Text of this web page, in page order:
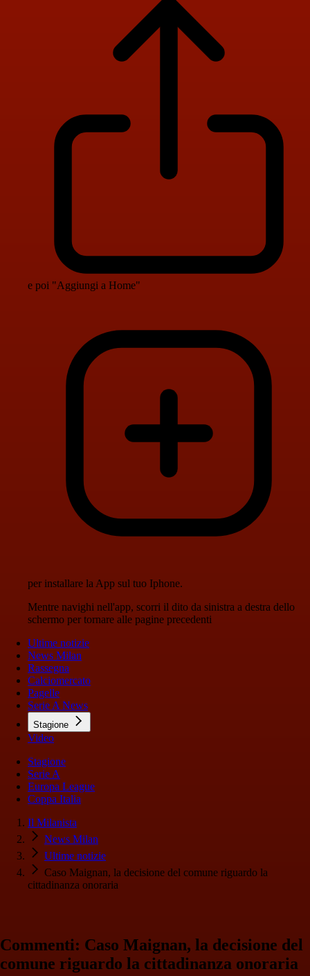
e poi "Aggiungi a Home"
per installare la App sul tuo Iphone.
Mentre navighi nell'app, scorri il dito da sinistra a destra dello
schermo per tornare alle pagine precedenti
Ultime notizie
News Milan
Rassegna
Calciomercato
Pagelle
Serie A News
Stagione
Video
Stagione
Serie A
Europa League
Coppa Italia
Il Milanista
News Milan
Ultime notizie
Caso Maignan, la decisione del comune riguardo la
cittadinanza onoraria
Commenti: Caso Maignan, la decisione del
comune riguardo la cittadinanza onoraria